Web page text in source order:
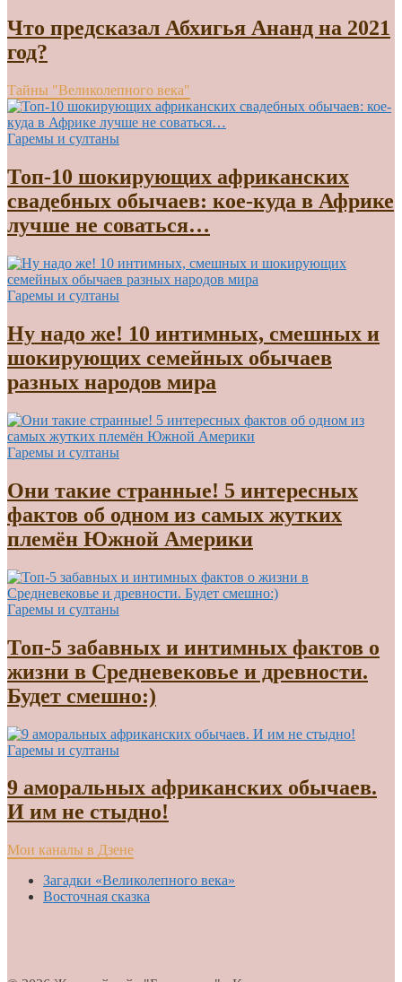
Что предсказал Абхигья Ананд на 2021
год?
Тайны "Великолепного века"
Гаремы и султаны
Топ-10 шокирующих африканских
свадебных обычаев: кое-куда в Африке
лучше не соваться…
Гаремы и султаны
Ну надо же! 10 интимных, смешных и
шокирующих семейных обычаев
разных народов мира
Гаремы и султаны
Они такие странные! 5 интересных
фактов об одном из самых жутких
племён Южной Америки
Гаремы и султаны
Топ-5 забавных и интимных фактов о
жизни в Средневековье и древности.
Будет смешно:)
Гаремы и султаны
9 аморальных африканских обычаев.
И им не стыдно!
Мои каналы в Дзене
Загадки «Великолепного века»
Восточная сказка